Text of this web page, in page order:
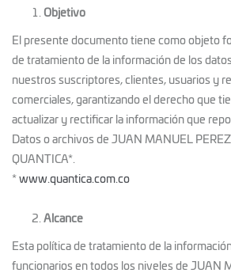
Objetivo
El presente documento tiene como objeto
de tratamiento de la información de los
nuestros suscriptores, clientes, usuarios y
comerciales, garantizando el derecho que
actualizar y rectificar la información que
Datos o archivos de JUAN MANUEL
QUANTICA*.
* www.quantica.com.co
Alcance
Esta política de tratamiento de la
funcionarios en todos los niveles de JUAN